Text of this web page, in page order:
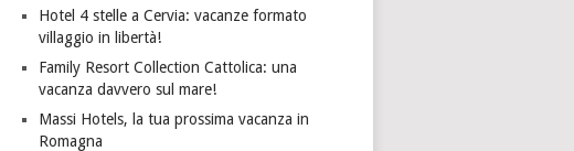
Hotel 4 stelle a Cervia: vacanze formato
villaggio in libertà!
Family Resort Collection Cattolica: una
vacanza davvero sul mare!
Massi Hotels, la tua prossima vacanza in
Romagna